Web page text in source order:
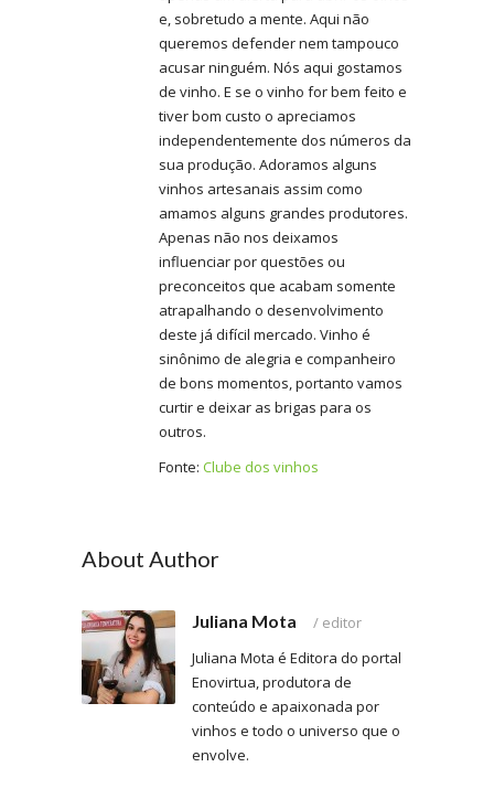
e, sobretudo a mente. Aqui não
queremos defender nem tampouco
acusar ninguém. Nós aqui gostamos
de vinho. E se o vinho for bem feito e
tiver bom custo o apreciamos
independentemente dos números da
sua produção. Adoramos alguns
vinhos artesanais assim como
amamos alguns grandes produtores.
Apenas não nos deixamos
influenciar por questões ou
preconceitos que acabam somente
atrapalhando o desenvolvimento
deste já difícil mercado. Vinho é
sinônimo de alegria e companheiro
de bons momentos, portanto vamos
curtir e deixar as brigas para os
outros.
Fonte: Clube dos vinhos
About Author
Juliana Mota / editor
Juliana Mota é Editora do portal
Enovirtua, produtora de
conteúdo e apaixonada por
vinhos e todo o universo que o
envolve.